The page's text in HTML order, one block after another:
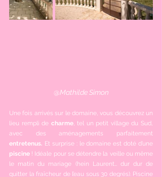
@Mathilde Simon
Une fois arrivés sur le domaine, vous découvrez un
lieu rempli de charme, tel un petit village du Sud,
entretenus.
piscine ! Idéale pour se détendre la veille ou même
le matin du mariage (hein Laurent… dur dur de
quitter la fraîcheur de l’eau sous 30 degrés). Piscine